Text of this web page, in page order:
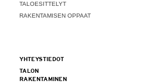
TALOESITTELYT
RAKENTAMISEN OPPAAT
YHTEYSTIEDOT
TALON
RAKENTAMINEN